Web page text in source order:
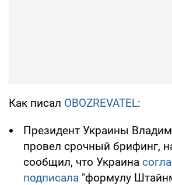
Как писал OBOZREVATEL:
Президент Украины
провел срочный брифинг,
сообщил, что Украина
подписала "формулу